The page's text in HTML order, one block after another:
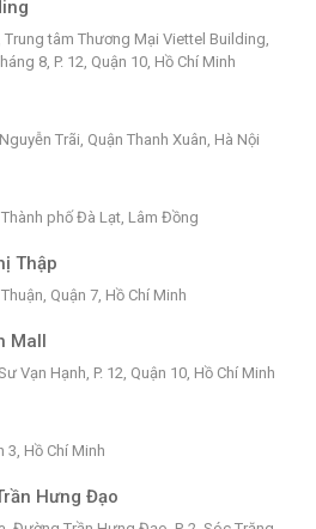
Trung tâm Thương Mại Viettel Building,
8, P. 12, Quận 10, Hồ Chí Minh
Trãi, Quận Thanh Xuân, Hà Nội
Thành phố Đà Lạt, Lâm Đồng
Thập
Quận 7, Hồ Chí Minh
Vạn Hạnh, P. 12, Quận 10, Hồ Chí Minh
3, Hồ Chí Minh
Hưng Đạo